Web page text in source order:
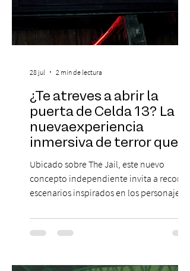
¿Te atreves a abrir la
puerta de Celda 13? La
nuevaexperiencia
inmersiva de terror que
acaba de llegar aBarrio
Italia
Ubicado sobre The Jail, este nuevo
concepto independiente invita a recorrer
escenarios inspirados en los personajes
carta de platos y cócteles temáticos. Dicen
que existe una sala donde fueron
de la ficción. Nadie sabe cómo llegaron
28 jul 2 min de lectura